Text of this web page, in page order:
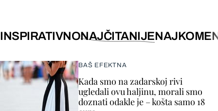
INSPIRATIVNONAJČITANIJE
BAŠ EFEKTNA
Kada smo na zadarskoj rivi
ugledali ovu haljinu, morali smo
doznati odakle je – košta samo 18